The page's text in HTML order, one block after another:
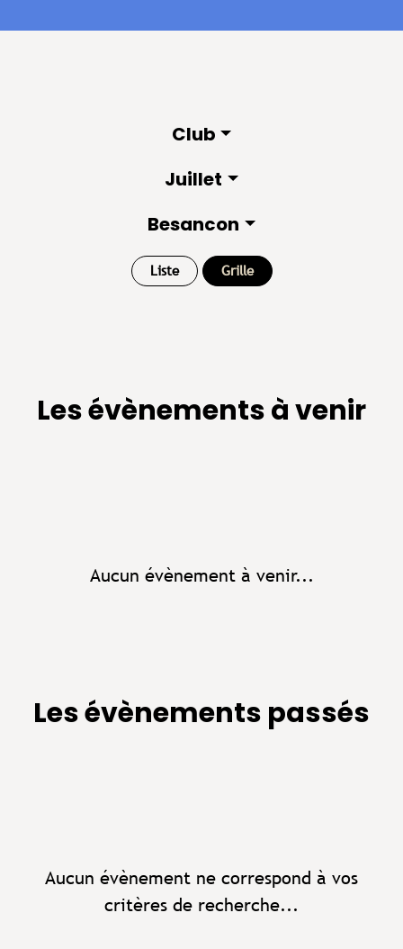
Club
Juillet
Besancon
Liste Grille
Les évènements à venir
Aucun évènement à venir...
Les évènements passés
Aucun évènement ne correspond à vos
critères de recherche...